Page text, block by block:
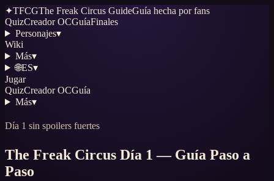
✦TFCGThe Freak Circus GuideGuía hecha por fans
QuizCreador OCGuíaFinales
Personajes▾
Wiki
Más▾
🌐ES▾
Jugar
QuizCreador OCGuía
Más▾
Día 1 sin spoilers fuertes
The Freak Circus Día 1 — Guía Paso a
Paso